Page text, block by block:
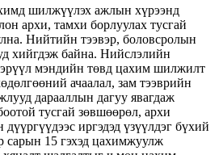
шилжүүлэх ажлын хүрээнд
архи, тамхи борлуулах тусгай
Нийтийн тээвэр, боловсролын
хийгдэж байна. Нийслэлийн
мэндийн төвд цахим шилжилт
ачаалал, зам тээврийн
дарааллын дагуу явагдаж
тусгай зөвшөөрөл, архи
иргэдэд үзүүлдэг бүхий
сарын 15 гэхэд цахимжуулж